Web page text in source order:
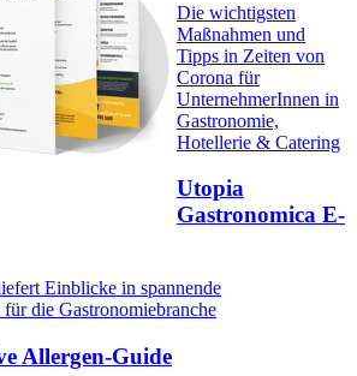
Die wichtigsten
Maßnahmen und
Tipps in Zeiten von
Corona für
UnternehmerInnen in
Gastronomie,
Hotellerie & Catering
Utopia
Gastronomica E-
Einblicke in spannende
die Gastronomiebranche
Allergen-Guide